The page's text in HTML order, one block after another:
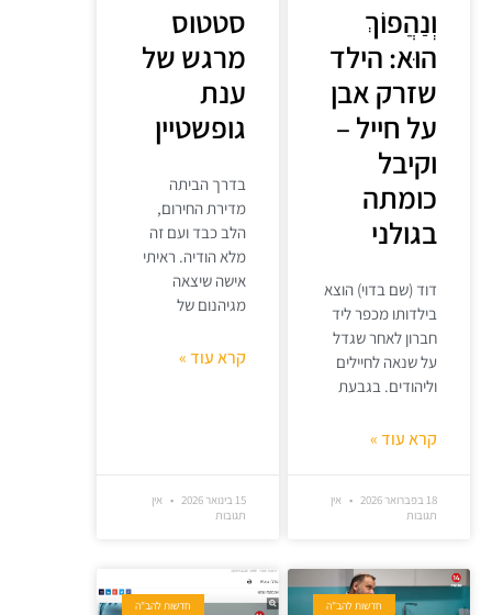
וְנַהֲפוֹךְ
הוּא: הילד
שזרק אבן
על חייל –
וקיבל
כומתה
בגולני
דוד (שם בדוי) הוצא
בילדותו מכפר ליד
חברון לאחר שגדל
על שנאה לחיילים
וליהודים. בגבעת
קרא עוד »
18 בפברואר 2026
אין
תגובות
סטטוס
מרגש של
ענת
גופשטיין
בדרך הביתה
מדירת החירום,
הלב כבד ועם זה
מלא הודיה. ראיתי
אישה שיצאה
מגיהנום של
קרא עוד »
15 בינואר 2026
אין
תגובות
חדשות להב"ה חדשות להב"ה